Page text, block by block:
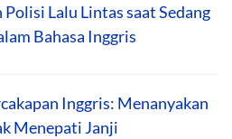
Polisi Lalu Lintas saat Sedang
Bahasa Inggris
Inggris: Menanyakan
Menepati Janji